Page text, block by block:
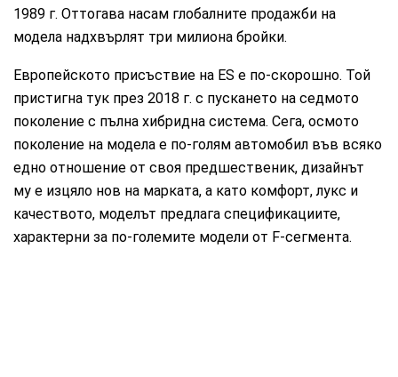
1989 г. Оттогава насам глобалните продажби на
модела надхвърлят три милиона бройки.
Европейското присъствие на ES е по-скорошно. Той
пристигна тук през 2018 г. с пускането на седмото
поколение с пълна хибридна система. Сега, осмото
поколение на модела е по-голям автомобил във всяко
едно отношение от своя предшественик, дизайнът
му е изцяло нов на марката, а като комфорт, лукс и
качеството, моделът предлага спецификациите,
характерни за по-големите модели от F-сегмента.